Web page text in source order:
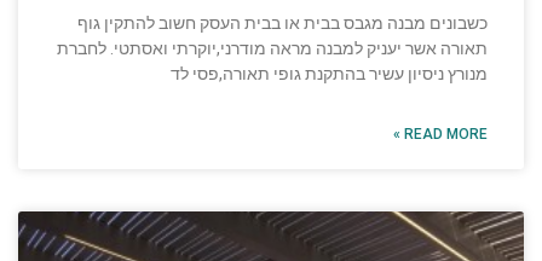
כשבונים מבנה מגבס בבית או בבית העסק חשוב להתקין גוף
תאורה אשר יעניק למבנה מראה מודרני,יוקרתי ואסתטי. לחברת
מנורץ ניסיון עשיר בהתקנת גופי תאורה,פסי לד
READ MORE »